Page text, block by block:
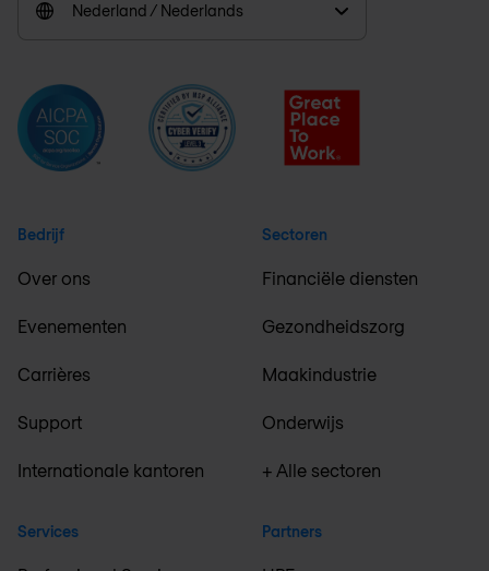
Nederland / Nederlands
Bedrijf
Over ons
Evenementen
Carrières
Support
Internationale kantoren
Services
Sectoren
Financiële diensten
Gezondheidszorg
Maakindustrie
Onderwijs
+ Alle sectoren
Partners